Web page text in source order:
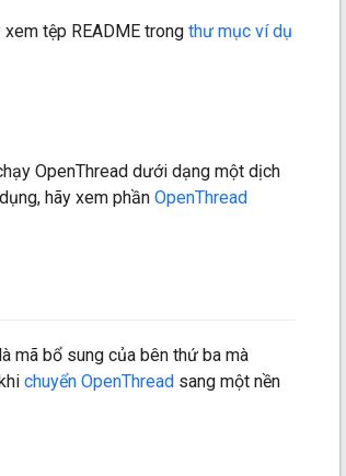
tệp README trong thư mục ví dụ
OpenThread dưới dạng một dịch
hãy xem phần OpenThread
mã bổ sung của bên thứ ba mà
chuyển OpenThread sang một nền